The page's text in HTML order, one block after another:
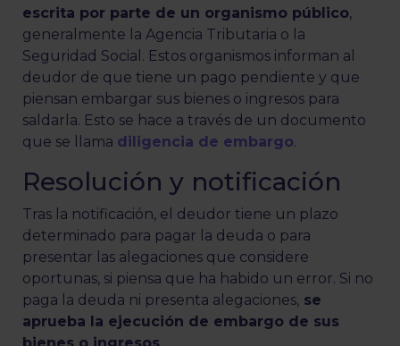
escrita por parte de un organismo público,
generalmente la Agencia Tributaria o la
Seguridad Social. Estos organismos informan al
deudor de que tiene un pago pendiente y que
piensan embargar sus bienes o ingresos para
saldarla. Esto se hace a través de un documento
que se llama diligencia de embargo.
Resolución y notificación
Tras la notificación, el deudor tiene un plazo
determinado para pagar la deuda o para
presentar las alegaciones que considere
oportunas, si piensa que ha habido un error. Si no
paga la deuda ni presenta alegaciones, se
aprueba la ejecución de embargo de sus
bienes o ingresos